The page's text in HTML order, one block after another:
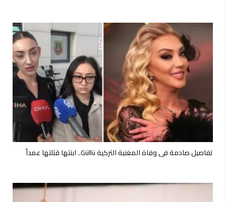
تفاصيل صادمة في وفاة المغنية التركية Güllü.. ابنتها قتلتها عمداً